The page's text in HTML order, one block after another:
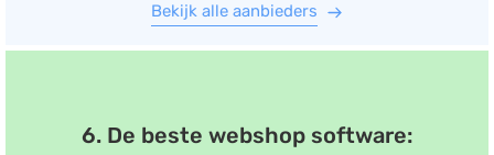
Bekijk alle aanbieders
6. De beste webshop software: